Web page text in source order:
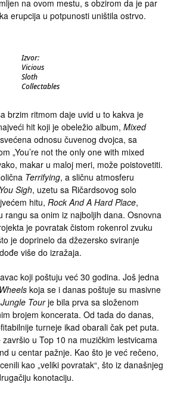
na ovom mestu, s obzirom da je par
erupcija u potpunosti uništila ostrvo.
Izvor:
Vicious
Sloth
Collectables
brzim ritmom daje uvid u to kakva je
hit koji je obeležio album, Mixed
odnosu čuvenog dvojca, sa
„You’re not the only one with mixed
makar u maloj meri, može poistovetiti.
Terrifying, a sličnu atmosferu
Sigh, uzetu sa Ričardsovog solo
hitu, Rock And A Hard Place,
rangu sa onim iz najboljih dana. Osnovna
je povratak čistom rokenrol zvuku
je doprinelo da džezersko sviranje
više do izražaja.
koji poštuju već 30 godina. Još jedna
koja se i danas poštuje su masivne
Tourje bila prva sa složenom
brojem koncerata. Od tada do danas,
turneje ikad obarali čak pet puta.
u Top 10 na muzičkim lestvicama
u centar pažnje. Kao što je već rečeno,
kao „veliki povratak“, što iz današnjeg
konotaciju.